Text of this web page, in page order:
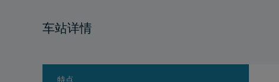
车站详情
特点